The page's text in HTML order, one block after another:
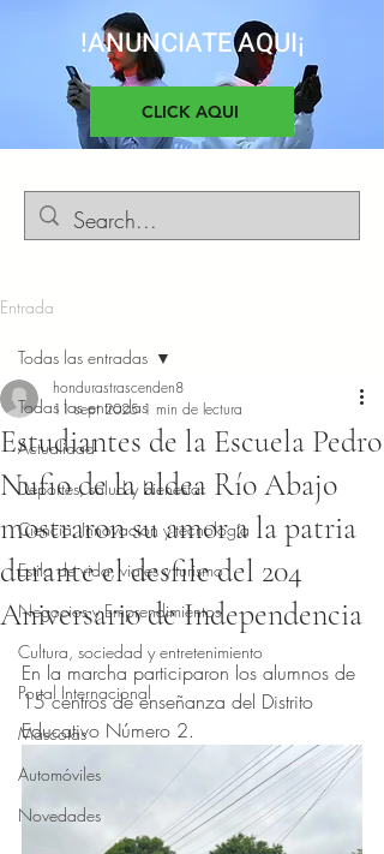
!ANUNCIATE AQUI¡
CLICK AQUI
Entrada
Todas las entradas
Actualidad
Deportes, salud y bienestar
Ciencia, Innovacion y tecnología
Estilo de vida, viajes y turismo
Negocios y Emprendimientos
Cultura, sociedad y entretenimiento
Portal Internacional
Mascotas
Automóviles
Novedades
Todas las entradas
Estudiantes de la Escuela Pedro
Nufio de la aldea Río Abajo
mostraron su amor a la patria
durante el desfile del 204
Aniversario de Independencia
hondurastrascenden8
11 sept 2025 1 min de lectura
Obtuvo NaN de 5 estrellas.
En la marcha participaron los alumnos de
15 centros de enseñanza del Distrito
Educativo Número 2.